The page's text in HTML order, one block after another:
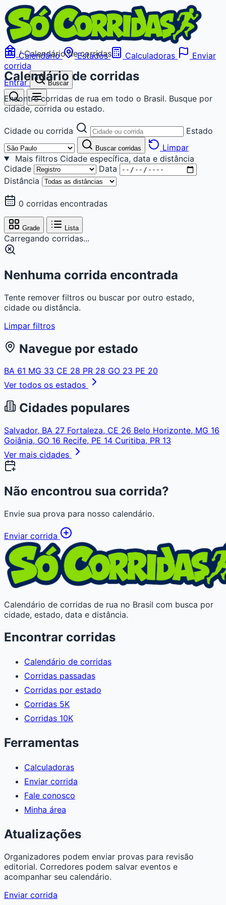
Calendário Estados Calculadoras
Enviar
corrida
Entrar
Buscar
/ Calendário de corridas
Calendário de corridas
Encontre corridas de rua em todo o Brasil. Busque por
cidade, corrida ou estado.
Cidade ou corrida Estado
Buscar corridas
Limpar
Mais filtros Cidade específica, data e distância
Cidade
Data
Distância
0 corridas encontradas
Grade Lista
Carregando corridas...
Nenhuma corrida encontrada
Tente remover filtros ou buscar por outro estado,
cidade ou distância.
Limpar filtros
Navegue por estado
BA 61 MG 33 CE 28 PR 28 GO 23 PE 20
Ver todos os estados
Cidades populares
Salvador, BA 27 Fortaleza, CE 26 Belo Horizonte, MG 16
Goiânia, GO 16 Recife, PE 14 Curitiba, PR 13
Ver mais cidades
Não encontrou sua corrida?
Envie sua prova para nosso calendário.
Enviar corrida
Calendário de corridas de rua no Brasil com busca por
cidade, estado, data e distância.
Encontrar corridas
Calendário de corridas
Corridas passadas
Corridas por estado
Corridas 5K
Corridas 10K
Ferramentas
Calculadoras
Enviar corrida
Fale conosco
Minha área
Atualizações
Organizadores podem enviar provas para revisão
editorial. Corredores podem salvar eventos e
acompanhar seu calendário.
Enviar corrida